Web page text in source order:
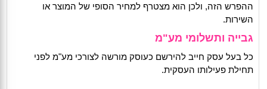
ההפרש הזה, ולכן הוא מצטרף למחיר הסופי של המוצר או
השירות.
גבייה ותשלומי מע"מ
כל בעל עסק חייב להירשם כעוסק מורשה לצורכי מע"מ לפני
תחילת פעילותו העסקית.